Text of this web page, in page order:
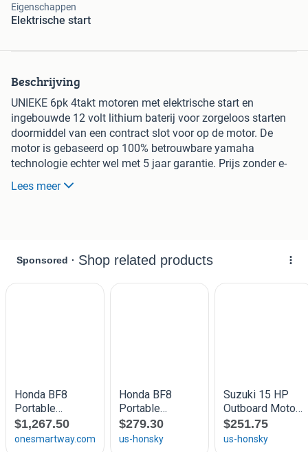
Eigenschappen
Elektrische start
Beschrijving
UNIEKE 6pk 4takt motoren met elektrische start en
ingebouwde 12 volt lithium baterij voor zorgeloos starten
doormiddel van een contract slot voor op de motor. De
motor is gebaseerd op 100% betrouwbare yamaha
technologie echter wel met 5 jaar garantie. Prijs zonder e-
start €1199.- Prijs elektrische start inclusief 12v lithium
baterij 1649.- euro
Lees meer